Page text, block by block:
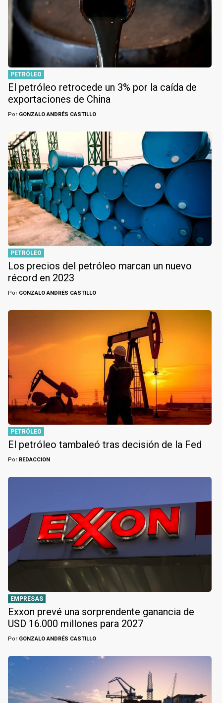
PETRÓLEO
El petróleo retrocede un 3% por la caída de
exportaciones de China
Por GONZALO ANDRÉS CASTILLO
PETRÓLEO
Los precios del petróleo marcan un nuevo
récord en 2023
Por GONZALO ANDRÉS CASTILLO
PETRÓLEO
El petróleo tambaleó tras decisión de la Fed
Por REDACCION
EMPRESAS
Exxon prevé una sorprendente ganancia de
USD 16.000 millones para 2027
Por GONZALO ANDRÉS CASTILLO